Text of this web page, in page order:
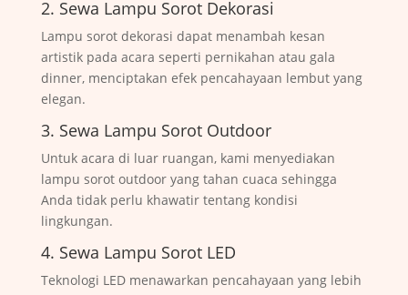
2. Sewa Lampu Sorot Dekorasi
Lampu sorot dekorasi dapat menambah kesan
artistik pada acara seperti pernikahan atau gala
dinner, menciptakan efek pencahayaan lembut yang
elegan.
3. Sewa Lampu Sorot Outdoor
Untuk acara di luar ruangan, kami menyediakan
lampu sorot outdoor yang tahan cuaca sehingga
Anda tidak perlu khawatir tentang kondisi
lingkungan.
4. Sewa Lampu Sorot LED
Teknologi LED menawarkan pencahayaan yang lebih